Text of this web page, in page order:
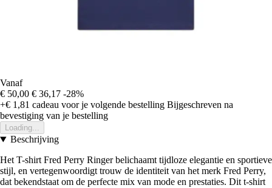
Vanaf
€ 50,00 € 36,17 -28%
+€ 1,81 cadeau voor je volgende bestelling Bijgeschreven na
bevestiging van je bestelling
Loading...
Beschrijving
Het T-shirt Fred Perry Ringer belichaamt tijdloze elegantie en sportieve
stijl, en vertegenwoordigt trouw de identiteit van het merk Fred Perry,
dat bekendstaat om de perfecte mix van mode en prestaties. Dit t-shirt